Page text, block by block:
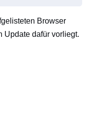
Browser
Update dafür vorliegt.